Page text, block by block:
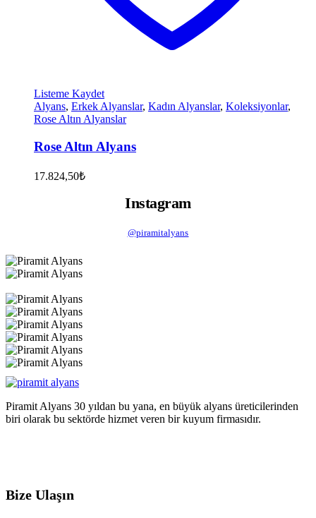
Listeme Kaydet
Alyans, Erkek Alyanslar, Kadın Alyanslar, Koleksiyonlar,
Rose Altın Alyanslar
Rose Altın Alyans
17.824,50₺
Instagram
@piramitalyans
Piramit Alyans 30 yıldan bu yana, en büyük alyans üreticilerinden
biri olarak bu sektörde hizmet veren bir kuyum firmasıdır.
Bize Ulaşın